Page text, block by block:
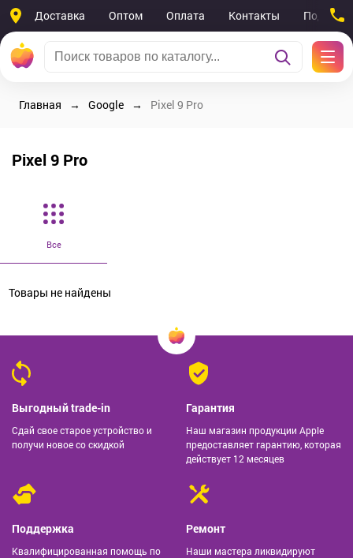
Доставка Оптом Оплата Контакты
Главная Google Pixel 9 Pro
Pixel 9 Pro
Все
Товары не найдены
Выгодный trade-in
Сдай свое старое устройство и
получи новое со скидкой
Гарантия
Наш магазин продукции Apple
предоставляет гарантию, которая
действует 12 месяцев
Поддержка
Квалифицированная помощь по
Ремонт
Наши мастера ликвидируют